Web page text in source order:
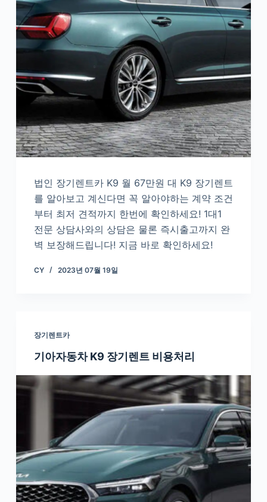
법인 장기렌트카 K9 월 67만원 대 K9 장기렌트
를 알아보고 계신다면 꼭 알아야하는 계약 조건
부터 최저 견적까지 한번에 확인하세요! 1대1
전문 상담사와의 상담은 물론 즉시출고까지 완
벽 보장해드립니다! 지금 바로 확인하세요!
CY 2023년 07월 19일
장기렌트카
기아자동차 K9 장기렌트 비용처리